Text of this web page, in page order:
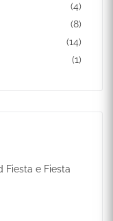
(4)
(8)
(14)
(1)
Fiesta e Fiesta